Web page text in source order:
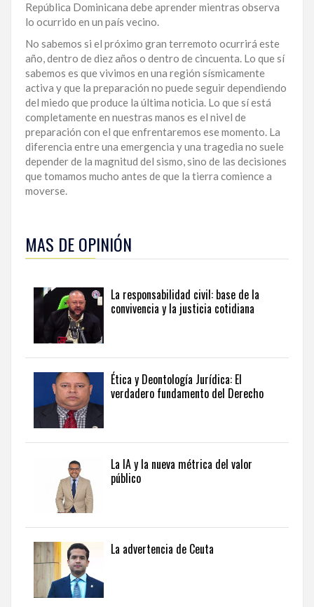
República Dominicana debe aprender mientras observa
lo ocurrido en un país vecino.
No sabemos si el próximo gran terremoto ocurrirá este
año, dentro de diez años o dentro de cincuenta. Lo que sí
sabemos es que vivimos en una región sísmicamente
activa y que la preparación no puede seguir dependiendo
del miedo que produce la última noticia. Lo que sí está
completamente en nuestras manos es el nivel de
preparación con el que enfrentaremos ese momento. La
diferencia entre una emergencia y una tragedia no suele
depender de la magnitud del sismo, sino de las decisiones
que tomamos mucho antes de que la tierra comience a
moverse.
MAS DE OPINIÓN
La responsabilidad civil: base de la
convivencia y la justicia cotidiana
Ética y Deontología Jurídica: El
verdadero fundamento del Derecho
La IA y la nueva métrica del valor
público
La advertencia de Ceuta